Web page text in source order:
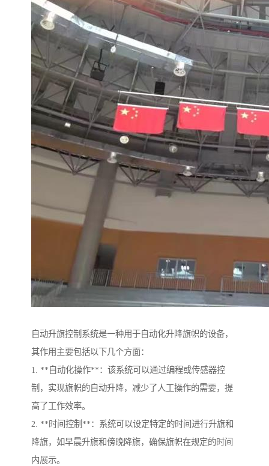
自动升旗控制系统是一种用于自动化升降旗帜的设备，
其作用主要包括以下几个方面：
1. **自动化操作**：该系统可以通过编程或传感器控
制，实现旗帜的自动升降，减少了人工操作的需要，提
高了工作效率。
2. **时间控制**：系统可以设定特定的时间进行升旗和
降旗，如早晨升旗和傍晚降旗，确保旗帜在规定的时间
内展示。